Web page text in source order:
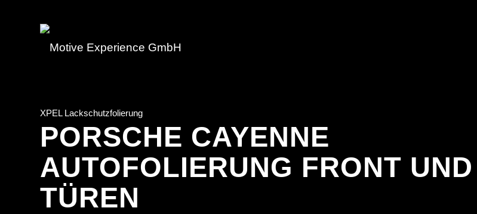
XPEL Lackschutzfolierung
PORSCHE CAYENNE
AUTOFOLIERUNG FRONT UND
TÜREN